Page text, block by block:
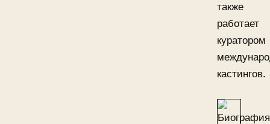
также
работает
куратором
кастингов.